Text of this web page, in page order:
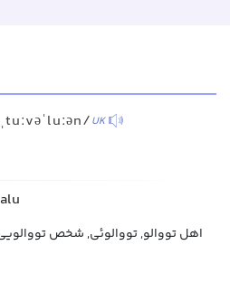
UK
اهل تووالو, تووالوئی, شخص